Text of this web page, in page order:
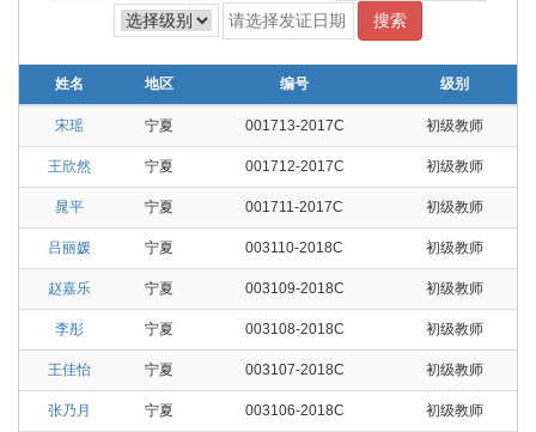
搜索
姓名 地区 编号 级别
宋瑶 宁夏 001713-2017C 初级教师
王欣然 宁夏 001712-2017C 初级教师
晁平 宁夏 001711-2017C 初级教师
吕丽媛 宁夏 003110-2018C 初级教师
赵嘉乐 宁夏 003109-2018C 初级教师
李彤 宁夏 003108-2018C 初级教师
王佳怡 宁夏 003107-2018C 初级教师
张乃月 宁夏 003106-2018C 初级教师